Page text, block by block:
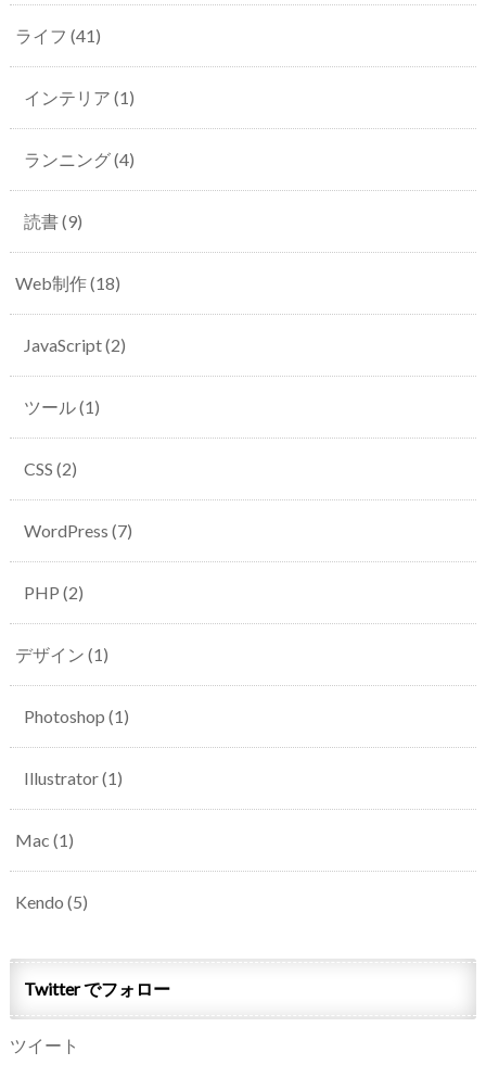
ライフ (41)
インテリア (1)
ランニング(4)
読書(9)
Web制作(18)
JavaScript(2)
ツール(1)
CSS (2)
WordPress (7)
PHP (2)
デザイン (1)
Photoshop (1)
Illustrator(1)
Mac (1)
Kendo (5)
Twitter でフォロー
ツイート